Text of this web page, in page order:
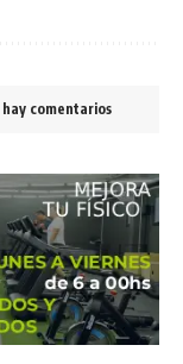
hay comentarios